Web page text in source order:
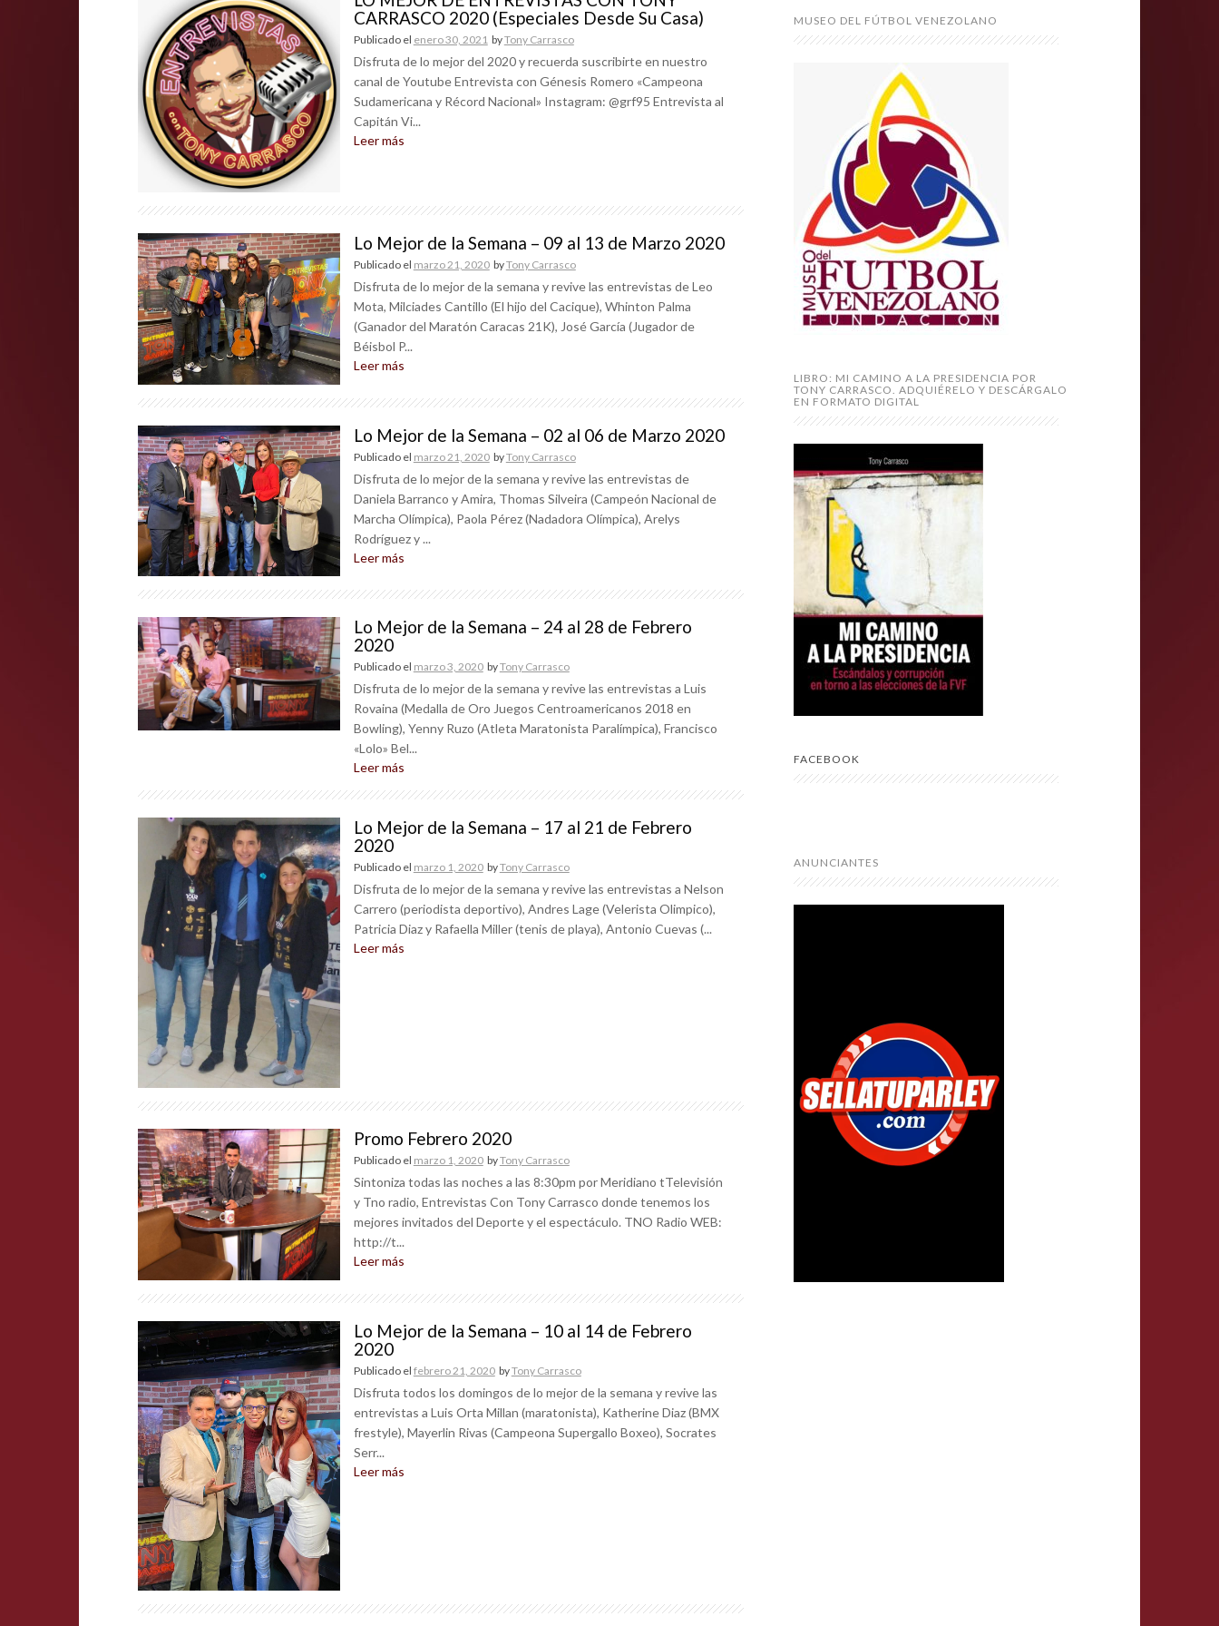
CARRASCO 2020 (Especiales Desde Su Casa)
Publicado el enero 30, 2021 byTony Carrasco
Disfruta de lo mejor del 2020 y recuerda suscribirte en nuestro
canal de Youtube Entrevista con Génesis Romero «Campeona
Sudamericana y Récord Nacional» Instagram: @grf95 Entrevista al
Capitán Vi...
Leer más
Lo Mejor de la Semana – 09 al 13 de Marzo 2020
Publicado el marzo 21, 2020 byTony Carrasco
Disfruta de lo mejor de la semana y revive las entrevistas de Leo
Mota, Milciades Cantillo (El hijo del Cacique), Whinton Palma
(Ganador del Maratón Caracas 21K), José García (Jugador de
Béisbol P...
Leer más
Lo Mejor de la Semana – 02 al 06 de Marzo 2020
Publicado el marzo 21, 2020 byTony Carrasco
Disfruta de lo mejor de la semana y revive las entrevistas de
Daniela Barranco y Amira, Thomas Silveira (Campeón Nacional de
Marcha Olímpica), Paola Pérez (Nadadora Olímpica), Arelys
Rodríguez y ...
Leer más
Lo Mejor de la Semana – 24 al 28 de Febrero
2020
Publicado el marzo 3, 2020 byTony Carrasco
Disfruta de lo mejor de la semana y revive las entrevistas a Luis
Rovaina (Medalla de Oro Juegos Centroamericanos 2018 en
Bowling), Yenny Ruzo (Atleta Maratonista Paralímpica), Francisco
«Lolo» Bel...
Leer más
Lo Mejor de la Semana – 17 al 21 de Febrero
2020
Publicado el marzo 1, 2020 byTony Carrasco
Disfruta de lo mejor de la semana y revive las entrevistas a Nelson
Carrero (periodista deportivo), Andres Lage (Velerista Olimpico),
Patricia Diaz y Rafaella Miller (tenis de playa), Antonio Cuevas (...
Leer más
Promo Febrero 2020
Publicado el marzo 1, 2020 byTony Carrasco
Sintoniza todas las noches a las 8:30pm por Meridiano tTelevisión
y Tno radio, Entrevistas Con Tony Carrasco donde tenemos los
mejores invitados del Deporte y el espectáculo. TNO Radio WEB:
http://t...
Leer más
Lo Mejor de la Semana – 10 al 14 de Febrero
2020
Publicado el febrero 21, 2020 byTony Carrasco
Disfruta todos los domingos de lo mejor de la semana y revive las
entrevistas a Luis Orta Millan (maratonista), Katherine Diaz (BMX
frestyle), Mayerlin Rivas (Campeona Supergallo Boxeo), Socrates
Serr...
Leer más
MUSEO DEL FÚTBOL VENEZOLANO
LIBRO: MI CAMINO A LA PRESIDENCIA POR
TONY CARRASCO. ADQUIÉRELO Y DESCÁRGALO
EN FORMATO DIGITAL
FACEBOOK
ANUNCIANTES